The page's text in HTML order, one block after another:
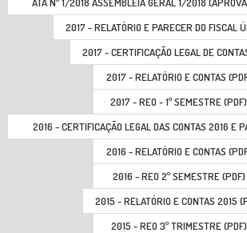
(PDF)
2017 - RELATÓRIO E PARECER DO FISCAL
2017 - CERTIFICAÇÃO LEGAL DE
2017 - RELATÓRIO E CONTAS
2017 - REO - 1º SEMESTRE (PDF)
2016 - CERTIFICAÇÃO LEGAL DAS CONTAS 2016 E
ÚNICO (PDF)
2016 - RELATÓRIO E CONTAS
2016 - REO 2º SEMESTRE (PDF)
2015 - RELATÓRIO E CONTAS 2015
2015 - REO 3º TRIMESTRE (PDF)